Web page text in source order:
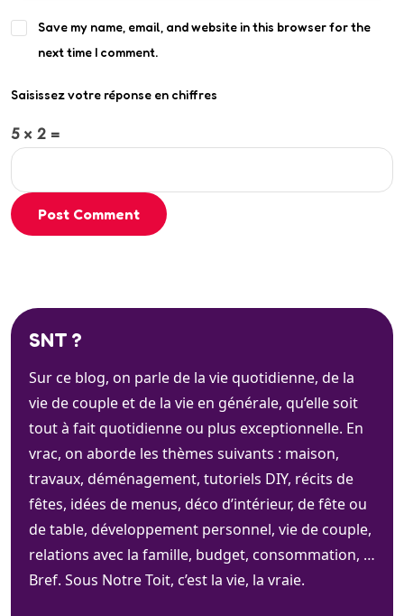
Save my name, email, and website in this browser for the
next time I comment.
Saisissez votre réponse en chiffres
5 × 2 =
Post Comment
SNT ?
Sur ce blog, on parle de la vie quotidienne, de la
vie de couple et de la vie en générale, qu’elle soit
tout à fait quotidienne ou plus exceptionnelle. En
vrac, on aborde les thèmes suivants : maison,
travaux, déménagement, tutoriels DIY, récits de
fêtes, idées de menus, déco d’intérieur, de fête ou
de table, développement personnel, vie de couple,
relations avec la famille, budget, consommation, …
Bref. Sous Notre Toit, c’est la vie, la vraie.